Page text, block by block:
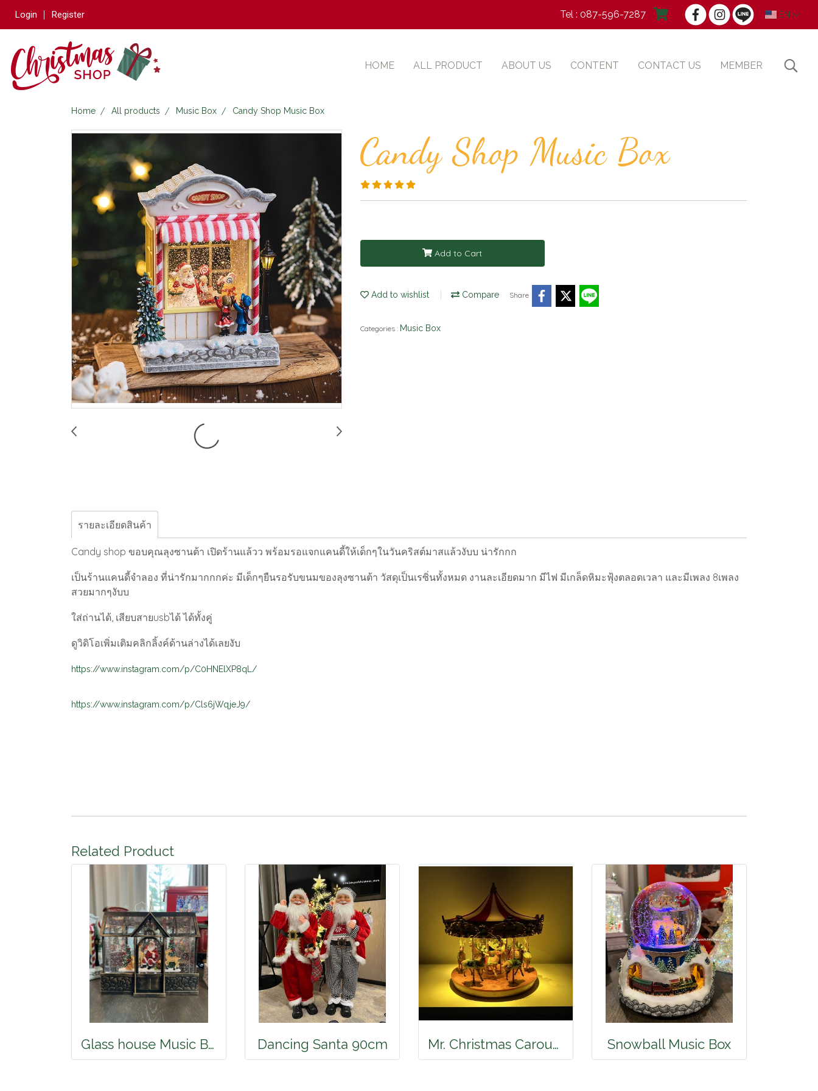
Login Register Tel : 087-596-7287 EN
HOME ALL PRODUCT ABOUT US CONTENT CONTACT US MEMBER
Home All products Music Box Candy Shop Music Box
Candy Shop Music Box
Add to Cart
Add to wishlist Compare Share
Categories : Music Box
รายละเอียดสินค้า
Candy shop ขอบคุณลุงซานต้า เปิดร้านแล้วว พร้อมรอแจกแคนดี้ให้เด็กๆในวันคริสต์มาสแล้วงับบ น่ารักกก
เป็นร้านแคนดี้จำลอง ที่น่ารักมากกกค่ะ มีเด็กๆยืนรอรับขนมของลุงซานต้า วัสดุเป็นเรซิ่นทั้งหมด งานละเอียดมาก มีไฟ มีเกล็ดหิมะฟุ้งตลอดเวลา และมีเพลง 8เพลง
สวยมากๆงับบ
ใส่ถ่านได้, เสียบสายusbได้ ได้ทั้งคู่
ดูวิดิโอเพิ่มเติมคลิกลิ้งค์ด้านล่างได้เลยงับ
https://www.instagram.com/p/C0HNElXP8qL/
https://www.instagram.com/p/Cls6jWqjeJ9/
Related Product
Glass house Music Box Dancing Santa 90cm Mr. Christmas Carousel Snowball Music Box